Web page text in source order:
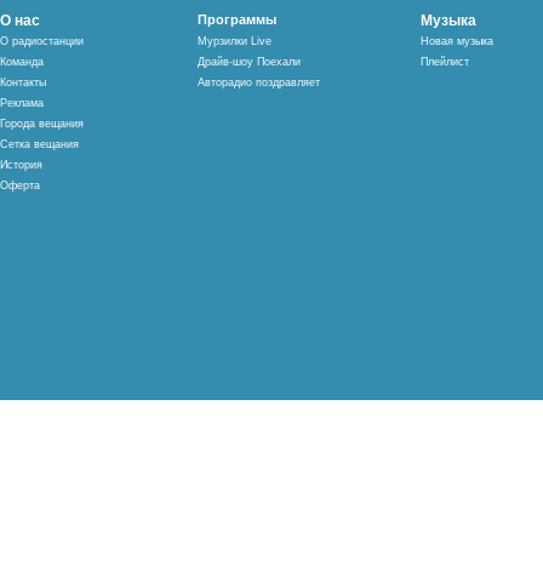
О нас
О радиостанции
Команда
Контакты
Реклама
Города вещания
Сетка вещания
История
Оферта
Программы
Мурзилки Live
Драйв-шоу Поехали
Авторадио поздравляет
Музыка
Новая музыка
Плейлист